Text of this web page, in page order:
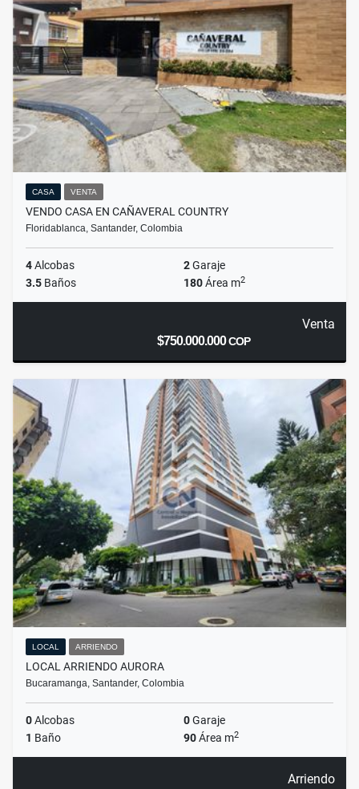
CASA VENTA
VENDO CASA EN CAÑAVERAL COUNTRY
Floridablanca, Santander, Colombia
4Alcobas 2Garaje
3.5 Baños 180Área m2
Venta
$750.000.000COP
LOCAL ARRIENDO
LOCAL ARRIENDO AURORA
Bucaramanga, Santander, Colombia
0Alcobas 0Garaje
1 Baño 90Área m2
Arriendo